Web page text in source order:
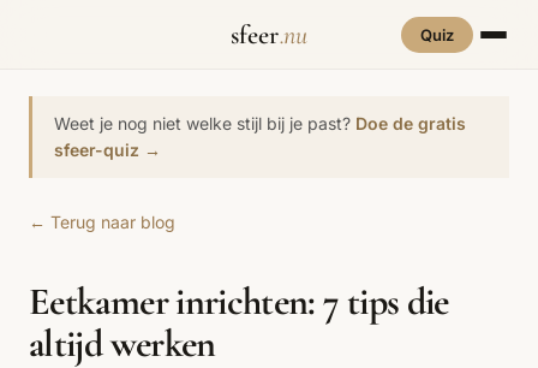
sfeer.nu Quiz
INTERIEURSTIJLEN
Biophilic
Botanisch
Interieur
Brutalisme Coastal
Comfort
RUIMTES
Badkamer Werkkamer
Hal Kinderkamer
Weet je nog niet welke stijl bij je past? Doe de gratis
sfeer-quiz →
← Terug naar blog
Eetkamer inrichten: 7 tips die
altijd werken